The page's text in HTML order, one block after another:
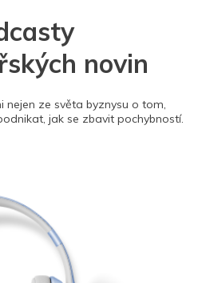
novin
ze světa byznysu o tom,
jak se zbavit pochybností.